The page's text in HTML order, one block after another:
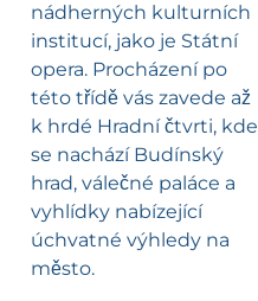
nádherných kulturních
institucí, jako je Státní
opera. Procházení po
této třídě vás zavede až
k hrdé Hradní čtvrti, kde
se nachází Budínský
hrad, válečné paláce a
vyhlídky nabízející
úchvatné výhledy na
město.